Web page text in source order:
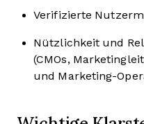
Verifizierte
Nützlichkeit und
(CMOs,
und Marketing-